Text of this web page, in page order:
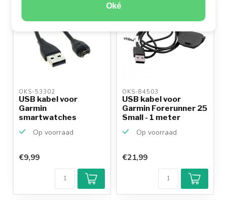
Oké
OKS-53302
USB kabel voor
Garmin
smartwatches
Op voorraad
€9,99
OKS-84503
USB kabel voor
Garmin Forerunner 25
Small - 1 meter
Op voorraad
€21,99